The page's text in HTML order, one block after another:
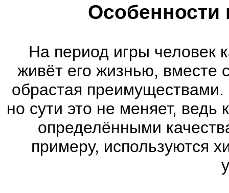
Особенности
На период игры человек
живёт его жизнью, вместе
обрастая
но сути это не меняет,
определёнными
примеру, используются